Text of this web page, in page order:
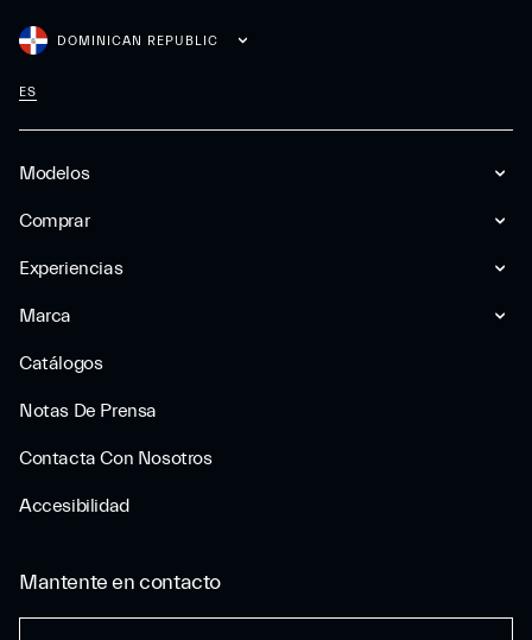
Modelos
Comprar
Experiencias
Marca
Catálogos
Notas De Prensa
Contacta Con Nosotros
Accesibilidad
DOMINICAN REPUBLIC
ES
Mantente en contacto